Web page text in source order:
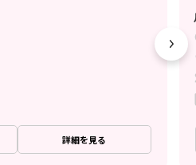
詳細を見る